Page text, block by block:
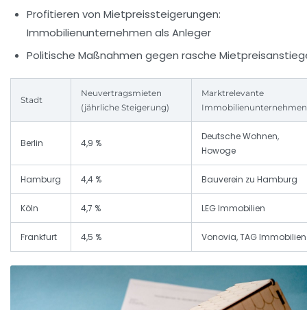
Profitieren von Mietpreissteigerungen:
Immobilienunternehmen als Anleger
Politische Maßnahmen gegen rasche
Stadt
Neuvertragsmieten
(jährliche Steigerung)
Marktrelevante
Immobilienunternehmen
Berlin 4,9 %
Deutsche Wohnen,
Howoge
Hamburg 4,4 % Bauverein zu Hamburg
Köln 4,7 % LEG Immobilien
Frankfurt 4,5 % Vonovia, TAG Immobilien